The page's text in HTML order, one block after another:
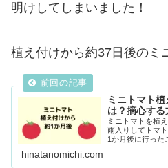
明けしてしまいました！
植え付けから約37日後のミ
ミニトマト
は？摘心する
ミニトマトを植
雨入りしてトマ
1か月後に行った
追肥をした。2
hinatanomichi.com